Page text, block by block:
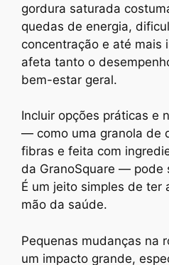
gordura saturada
quedas de energia,
concentração e até mais
afeta tanto o
bem-estar geral.
Incluir opções práticas e
— como uma granola de
fibras e feita com
da GranoSquare — pode
É um jeito simples de ter
mão da saúde.
Pequenas mudanças na
um impacto grande,